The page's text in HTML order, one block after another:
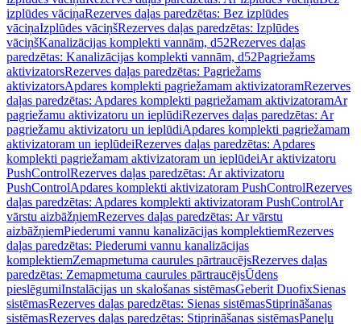
izplūdes vāciņaRezerves daļas paredzētas: Bez izplūdes
vāciņaIzplūdes vāciņšRezerves daļas paredzētas: Izplūdes
vāciņšKanalizācijas komplekti vannām, d52Rezerves daļas
paredzētas: Kanalizācijas komplekti vannām, d52Pagriežams
aktivizatorsRezerves daļas paredzētas: Pagriežams
aktivizatorsApdares komplekti pagriežamam aktivizatoramRezerves
daļas paredzētas: Apdares komplekti pagriežamam aktivizatoramAr
pagriežamu aktivizatoru un ieplūdiRezerves daļas paredzētas: Ar
pagriežamu aktivizatoru un ieplūdiApdares komplekti pagriežamam
aktivizatoram un ieplūdeiRezerves daļas paredzētas: Apdares
komplekti pagriežamam aktivizatoram un ieplūdeiAr aktivizatoru
PushControlRezerves daļas paredzētas: Ar aktivizatoru
PushControlApdares komplekti aktivizatoram PushControlRezerves
daļas paredzētas: Apdares komplekti aktivizatoram PushControlAr
vārstu aizbāžņiemRezerves daļas paredzētas: Ar vārstu
aizbāžņiemPiederumi vannu kanalizācijas komplektiemRezerves
daļas paredzētas: Piederumi vannu kanalizācijas
komplektiemZemapmetuma caurules pārtraucējsRezerves daļas
paredzētas: Zemapmetuma caurules pārtraucējsŪdens
pieslēgumiInstalācijas un skalošanas sistēmasGeberit DuofixSienas
sistēmasRezerves daļas paredzētas: Sienas sistēmasStiprināšanas
sistēmasRezerves daļas paredzētas: Stiprināšanas sistēmasPaneļu